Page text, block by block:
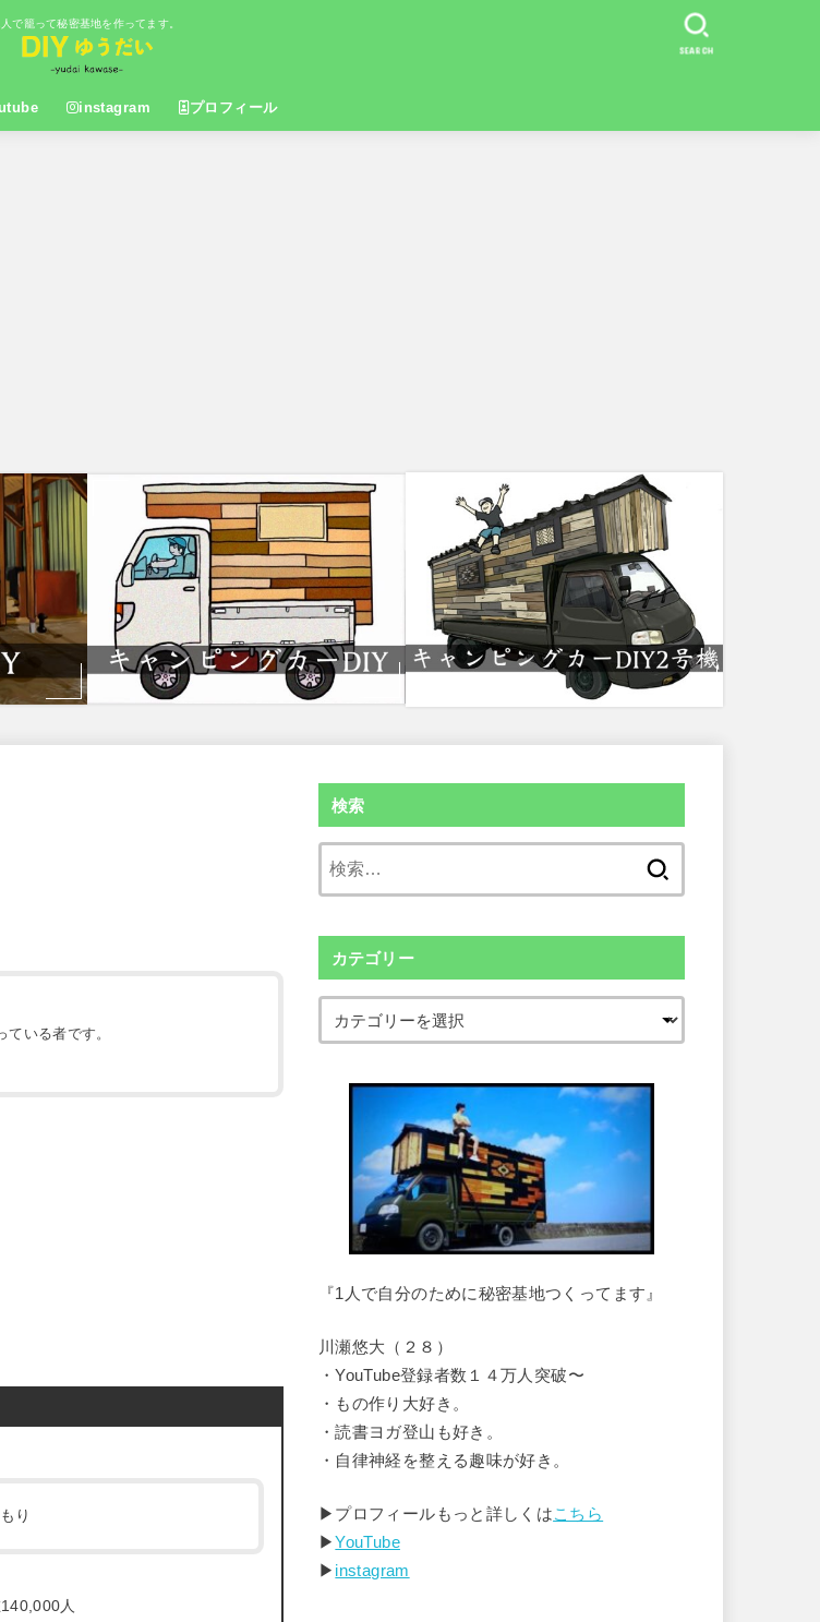
人で籠って秘密基地を作ってます。
instagram プロフィール
SEARCH
いる者です。
り
人
検索
カテゴリー
『1人で自分のために秘密基地つくってます』
川瀬悠大（２８）
・YouTube登録者数１４万人突破〜
・もの作り大好き。
・読書ヨガ登山も好き。
・自律神経を整える趣味が好き。
▶︎プロフィールもっと詳しくはこちら
▶︎YouTube
▶︎ instagram